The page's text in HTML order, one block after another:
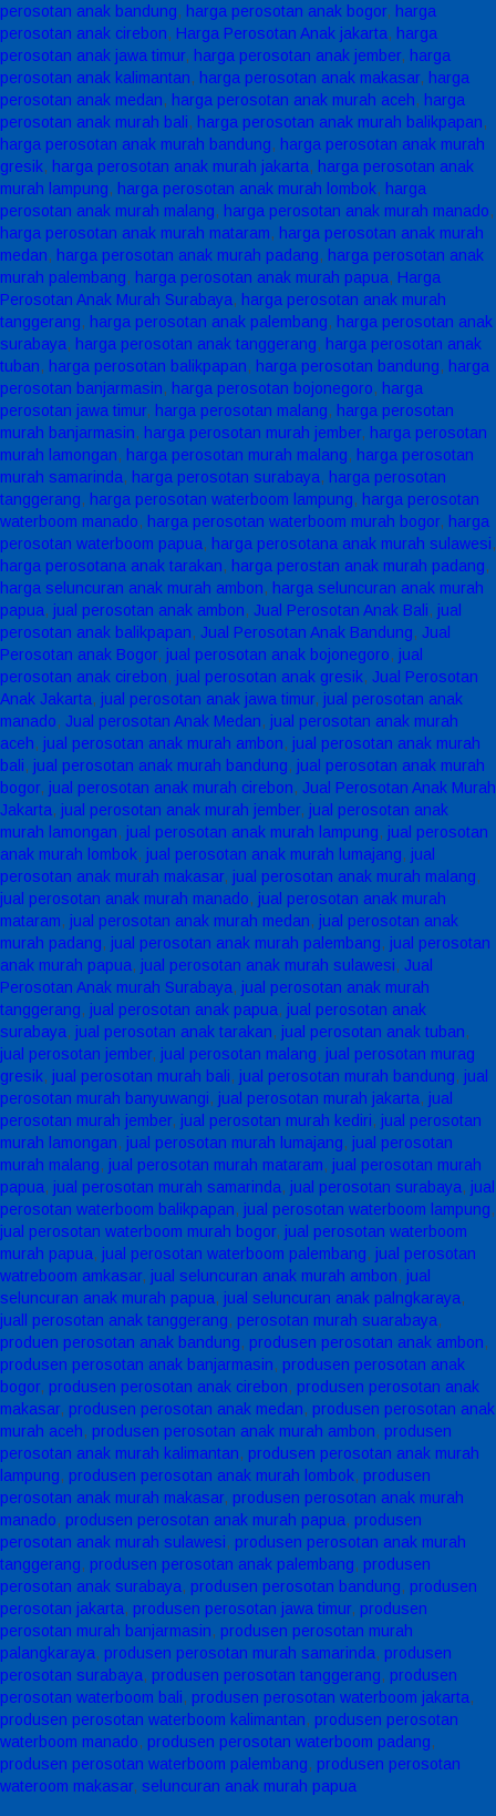
perosotan anak bandung, harga perosotan anak bogor, harga
perosotan anak cirebon, Harga Perosotan Anak jakarta, harga
perosotan anak jawa timur, harga perosotan anak jember, harga
perosotan anak kalimantan, harga perosotan anak makasar, harga
perosotan anak medan, harga perosotan anak murah aceh, harga
perosotan anak murah bali, harga perosotan anak murah balikpapan,
harga perosotan anak murah bandung, harga perosotan anak murah
gresik, harga perosotan anak murah jakarta, harga perosotan anak
murah lampung, harga perosotan anak murah lombok, harga
perosotan anak murah malang, harga perosotan anak murah manado,
harga perosotan anak murah mataram, harga perosotan anak murah
medan, harga perosotan anak murah padang, harga perosotan anak
murah palembang, harga perosotan anak murah papua, Harga
Perosotan Anak Murah Surabaya, harga perosotan anak murah
tanggerang, harga perosotan anak palembang, harga perosotan anak
surabaya, harga perosotan anak tanggerang, harga perosotan anak
tuban, harga perosotan balikpapan, harga perosotan bandung, harga
perosotan banjarmasin, harga perosotan bojonegoro, harga
perosotan jawa timur, harga perosotan malang, harga perosotan
murah banjarmasin, harga perosotan murah jember, harga perosotan
murah lamongan, harga perosotan murah malang, harga perosotan
murah samarinda, harga perosotan surabaya, harga perosotan
tanggerang, harga perosotan waterboom lampung, harga perosotan
waterboom manado, harga perosotan waterboom murah bogor, harga
perosotan waterboom papua, harga perosotana anak murah sulawesi,
harga perosotana anak tarakan, harga perostan anak murah padang,
harga seluncuran anak murah ambon, harga seluncuran anak murah
papua, jual perosotan anak ambon, Jual Perosotan Anak Bali, jual
perosotan anak balikpapan, Jual Perosotan Anak Bandung, Jual
Perosotan anak Bogor, jual perosotan anak bojonegoro, jual
perosotan anak cirebon, jual perosotan anak gresik, Jual Perosotan
Anak Jakarta, jual perosotan anak jawa timur, jual perosotan anak
manado, Jual perosotan Anak Medan, jual perosotan anak murah
aceh, jual perosotan anak murah ambon, jual perosotan anak murah
bali, jual perosotan anak murah bandung, jual perosotan anak murah
bogor, jual perosotan anak murah cirebon, Jual Perosotan Anak Murah
Jakarta, jual perosotan anak murah jember, jual perosotan anak
murah lamongan, jual perosotan anak murah lampung, jual perosotan
anak murah lombok, jual perosotan anak murah lumajang, jual
perosotan anak murah makasar, jual perosotan anak murah malang,
jual perosotan anak murah manado, jual perosotan anak murah
mataram, jual perosotan anak murah medan, jual perosotan anak
murah padang, jual perosotan anak murah palembang, jual perosotan
anak murah papua, jual perosotan anak murah sulawesi, Jual
Perosotan Anak murah Surabaya, jual perosotan anak murah
tanggerang, jual perosotan anak papua, jual perosotan anak
surabaya, jual perosotan anak tarakan, jual perosotan anak tuban,
jual perosotan jember, jual perosotan malang, jual perosotan murag
gresik, jual perosotan murah bali, jual perosotan murah bandung, jual
perosotan murah banyuwangi, jual perosotan murah jakarta, jual
perosotan murah jember, jual perosotan murah kediri, jual perosotan
murah lamongan, jual perosotan murah lumajang, jual perosotan
murah malang, jual perosotan murah mataram, jual perosotan murah
papua, jual perosotan murah samarinda, jual perosotan surabaya, jual
perosotan waterboom balikpapan, jual perosotan waterboom lampung,
jual perosotan waterboom murah bogor, jual perosotan waterboom
murah papua, jual perosotan waterboom palembang, jual perosotan
watreboom amkasar, jual seluncuran anak murah ambon, jual
seluncuran anak murah papua, jual seluncuran anak palngkaraya,
juall perosotan anak tanggerang, perosotan murah suarabaya,
produen perosotan anak bandung, produsen perosotan anak ambon,
produsen perosotan anak banjarmasin, produsen perosotan anak
bogor, produsen perosotan anak cirebon, produsen perosotan anak
makasar, produsen perosotan anak medan, produsen perosotan anak
murah aceh, produsen perosotan anak murah ambon, produsen
perosotan anak murah kalimantan, produsen perosotan anak murah
lampung, produsen perosotan anak murah lombok, produsen
perosotan anak murah makasar, produsen perosotan anak murah
manado, produsen perosotan anak murah papua, produsen
perosotan anak murah sulawesi, produsen perosotan anak murah
tanggerang, produsen perosotan anak palembang, produsen
perosotan anak surabaya, produsen perosotan bandung, produsen
perosotan jakarta, produsen perosotan jawa timur, produsen
perosotan murah banjarmasin, produsen perosotan murah
palangkaraya, produsen perosotan murah samarinda, produsen
perosotan surabaya, produsen perosotan tanggerang, produsen
perosotan waterboom bali, produsen perosotan waterboom jakarta,
produsen perosotan waterboom kalimantan, produsen perosotan
waterboom manado, produsen perosotan waterboom padang,
produsen perosotan waterboom palembang, produsen perosotan
wateroom makasar, seluncuran anak murah papua